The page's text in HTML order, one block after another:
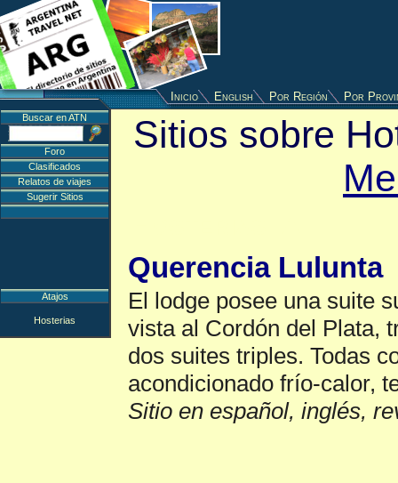
Inicio English Por Región Por
Sitios sobre
Querencia Lulunta
El lodge posee una suite
vista al Cordón del Plata,
dos suites triples. Todas
acondicionado frío-calor,
Sitio en español, inglés,
Buscar en ATN
Foro
Clasificados
Relatos de viajes
Sugerir Sitios
Atajos
Hosterias